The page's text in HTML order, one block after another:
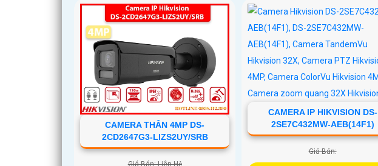
CAMERA THÂN 4MP DS-
2CD2647G3-LIZS2UY/SRB
Giá Bán: Liên Hệ
CAMERA IP HIKVISION DS-
2SE7C432MW-AEB(14F1)
Giá Bán: